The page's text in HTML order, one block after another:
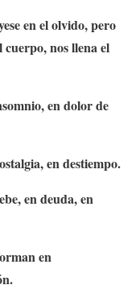
en el olvido, pero
cuerpo, nos llena el
en dolor de
en destiempo.
en deuda, en
en